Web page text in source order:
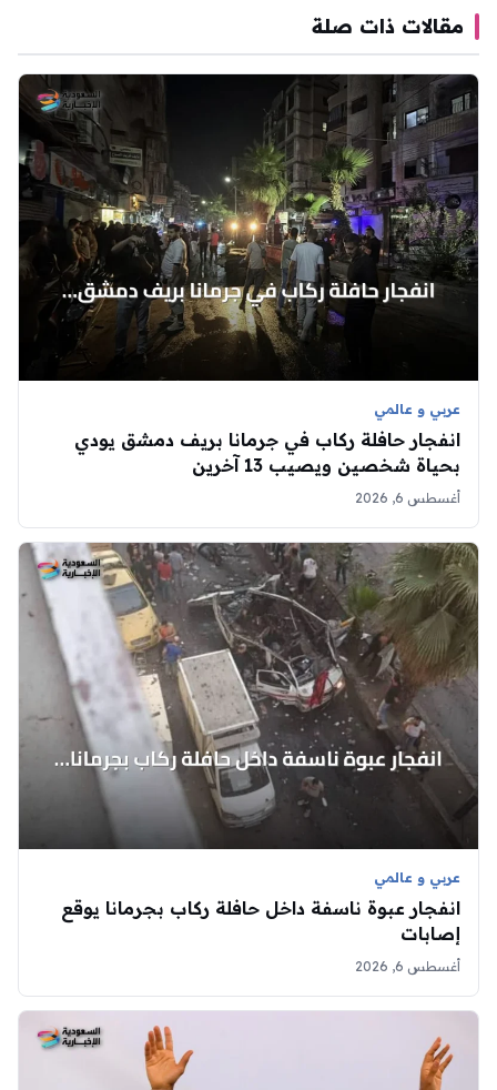
مقالات ذات صلة
عربي و عالمي
انفجار حافلة ركاب في جرمانا بريف دمشق يودي
بحياة شخصين ويصيب 13 آخرين
أغسطس 6, 2026
عربي و عالمي
انفجار عبوة ناسفة داخل حافلة ركاب بجرمانا يوقع
إصابات
أغسطس 6, 2026